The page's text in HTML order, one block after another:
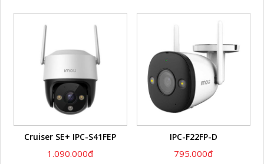
Cruiser SE+ IPC-S41FEP
1.090.000đ
IPC-F22FP-D
795.000đ